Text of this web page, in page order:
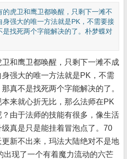
卫和鹰卫都唤醒，只剩下一滩不
强大的唯一方法就是PK，不需要接
找死两个字能解决的了。朴梦蝶对
鹰卫都唤醒，只剩下一滩不成
强大的唯一方法就是PK，不需
真不是找死两个字能解决的了。
来就心折无比，那么法师在PK
由于法师的技能有很多，像生活
真是只是能挂着冒泡点了。70
新不出来，玛法大陆绝对不是地
出现了一个有着魔力流动的六芒